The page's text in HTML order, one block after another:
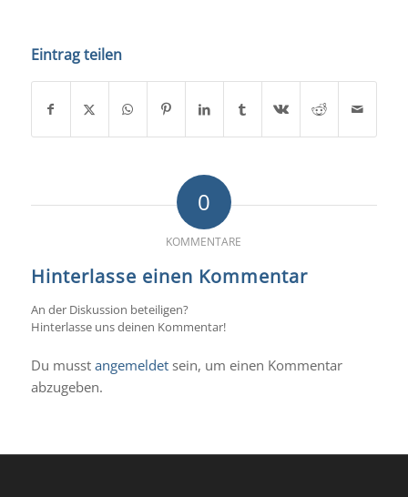
Eintrag teilen
0
KOMMENTARE
Hinterlasse einen Kommentar
An der Diskussion beteiligen?
Hinterlasse uns deinen Kommentar!
Du musst angemeldetsein, um einen Kommentar
abzugeben.